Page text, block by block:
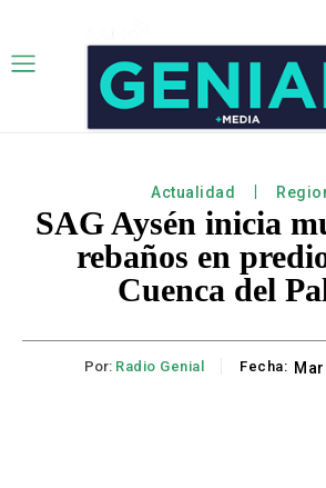
Actualidad
SAG Aysén inicia
rebaños en
Cuenca del
Por: Radio Genial Fecha: